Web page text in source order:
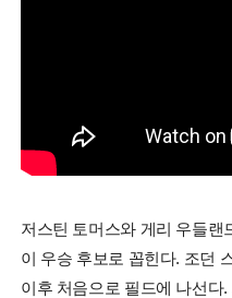
저스틴 토머스와 게리 우들랜
이 우승 후보로 꼽힌다. 조던
이후 처음으로 필드에 나선다